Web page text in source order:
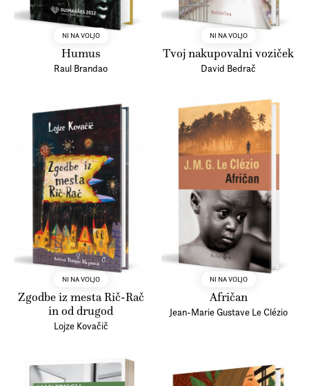
NI NA VOLJO
Humus
Raul Brandao
NI NA VOLJO
Tvoj nakupovalni voziček
David Bedrač
NI NA VOLJO
Zgodbe iz mesta Rič-Rač
in od drugod
Lojze Kovačič
NI NA VOLJO
Afričan
Jean-Marie Gustave Le Clézio